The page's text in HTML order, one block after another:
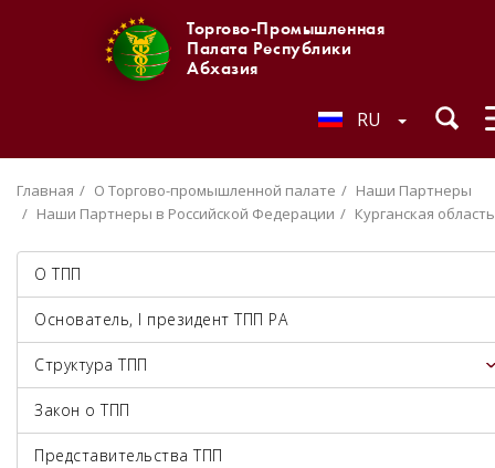
Торгово-Промышленная
Палата Республики
Абхазия
RU
Главная О Торгово-промышленной палате
Наши Партнеры
Наши Партнеры в Российской Федерации
Курганская область
О ТПП
Основатель, I президент ТПП РА
Структура ТПП
Закон о ТПП
Представительства ТПП